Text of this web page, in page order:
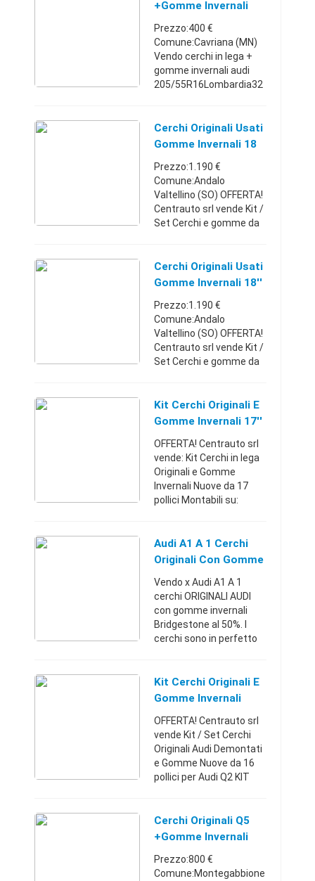
+gomme Invernali
Audi
Prezzo:400 €
Comune:Cavriana (MN)
Vendo cerchi in lega +
gomme invernali audi
205/55R16Lombardia32
Cerchi Originali Usati
Gomme Invernali 18
Evoque
Prezzo:1.190 €
Comune:Andalo
Valtellino (SO) OFFERTA!
Centrauto srl vende Kit /
Set Cerchi e gomme da
Discovery Kit composto
da: n°4 cerchi in lega
Cerchi Originali Usati
Gomme Invernali 18''
Evoque - Lombardia
Prezzo:1.190 €
Comune:Andalo
Valtellino (SO) OFFERTA!
Centrauto srl vende Kit /
Set Cerchi e gomme da
Discovery - Freelander
Kit composto da: n°4
Kit Cerchi Originali E
Gomme Invernali 17''
Nissan Juke
OFFERTA! Centrauto srl
vende: Kit Cerchi in lega
Originali e Gomme
Invernali Nuove da 17
pollici Montabili su:
in lega Nuovi Originali da
17 pollici (5x114,3 7x ...
Audi A1 A 1 Cerchi
Originali Con Gomme
Invernali Bridgestone
Vendo x Audi A1 A 1
cerchi ORIGINALI AUDI
con gomme invernali
Bridgestone al 50%. I
cerchi sono in perfetto
permuta con un carrello
appendice in perfetto ...
Kit Cerchi Originali E
Gomme Invernali
Nuove 16' Audi Q2
OFFERTA! Centrauto srl
vende Kit / Set Cerchi
Originali Audi Demontati
e Gomme Nuove da 16
pollici per Audi Q2 KIT
Demontati (Pari al
Nuovo) da 16 pollic ...
Cerchi Originali Q5
+Gomme Invernali
Pireli
Prezzo:800 €
Comune:Montegabbione